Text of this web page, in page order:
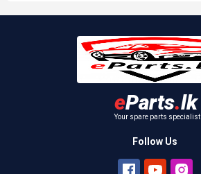
eParts.lk
Your spare parts specialist
Follow Us